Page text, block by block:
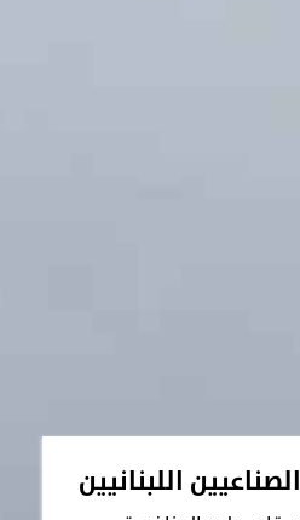
اللبنانيين